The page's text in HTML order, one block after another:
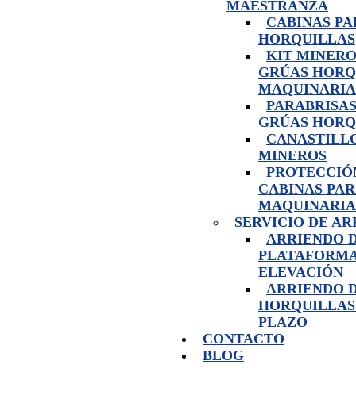
MAESTRANZA
CABINAS
HORQUILLAS
KIT
GRÚAS
GRÚAS
MINEROS
CABINAS
SERVICIO DE
ARRIENDO
ELEVACIÓN
ARRIENDO
PLAZO
CONTACTO
BLOG